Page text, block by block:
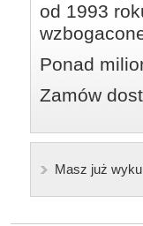
od 1993
Ponad
Zamów
Masz już